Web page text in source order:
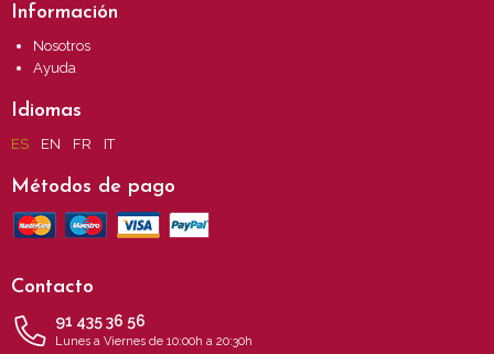
Información
Nosotros
Ayuda
Idiomas
ES EN FR IT
Métodos de pago
Contacto
91 435 36 56
Lunes a Viernes de 10:00h a 20:30h